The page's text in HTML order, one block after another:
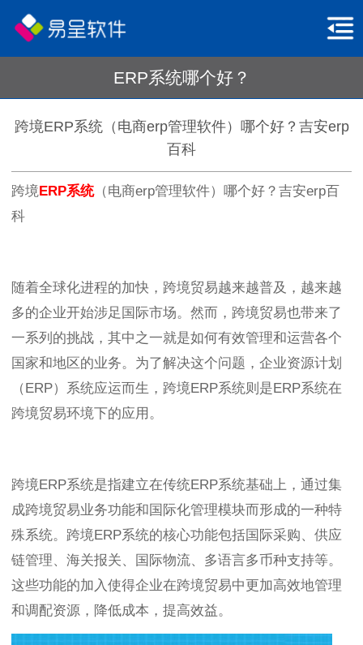
ERP系统哪个好？
跨境ERP系统（电商erp管理软件）哪个好？吉安erp
百科
跨境ERP系统（电商erp管理软件）哪个好？吉安erp百
科
随着全球化进程的加快，跨境贸易越来越普及，越来越
多的企业开始涉足国际市场。然而，跨境贸易也带来了
一系列的挑战，其中之一就是如何有效管理和运营各个
国家和地区的业务。为了解决这个问题，企业资源计划
（ERP）系统应运而生，跨境ERP系统则是ERP系统在
跨境贸易环境下的应用。
跨境ERP系统是指建立在传统ERP系统基础上，通过集
成跨境贸易业务功能和国际化管理模块而形成的一种特
殊系统。跨境ERP系统的核心功能包括国际采购、供应
链管理、海关报关、国际物流、多语言多币种支持等。
这些功能的加入使得企业在跨境贸易中更加高效地管理
和调配资源，降低成本，提高效益。